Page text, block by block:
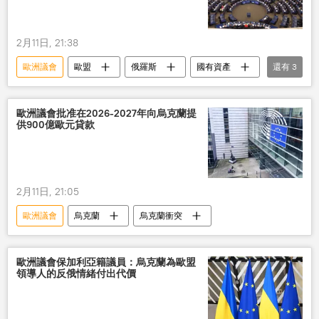
2月11日, 21:38
歐洲議會 歐盟 俄羅斯
國有資產
資助
烏克蘭 決議
還有 3
歐洲議會批准在2026-2027年向烏克蘭提
供900億歐元貸款
2月11日, 21:05
歐洲議會 烏克蘭 烏克蘭衝突
歐洲議會保加利亞籍議員：烏克蘭為歐盟
領導人的反俄情緒付出代價